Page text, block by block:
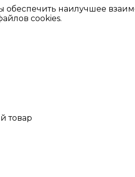
наилучшее
cookies.
товар